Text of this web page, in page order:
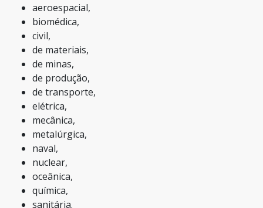
aeroespacial,
biomédica,
civil,
de materiais,
de minas,
de produção,
de transporte,
elétrica,
mecânica,
metalúrgica,
naval,
nuclear,
oceânica,
química,
sanitária.